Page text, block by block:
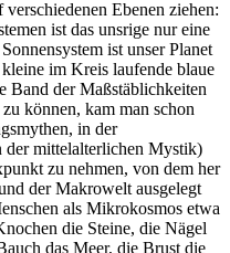
Ebenen ziehen:
ist das unsrige nur eine
ist unser Planet
im Kreis laufende blaue
Band der Maßstäblichkeiten
können, kam man schon
in der
der mittelalterlichen Mystik)
zu nehmen, von dem her
der Makrowelt ausgelegt
als Mikrokosmos etwa
die Steine, die Nägel
das Meer, die Brust die